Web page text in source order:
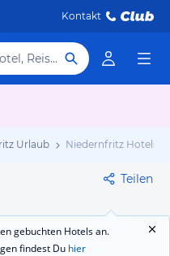
Kontakt
Hotel, Reiseziel
Urlaub Niedernfritz Hotels
Teilen
gebuchten Hotels an.
findest Du hier